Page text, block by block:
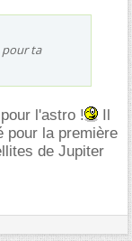
pour ta
l'astro !
Il
pour la première
de Jupiter